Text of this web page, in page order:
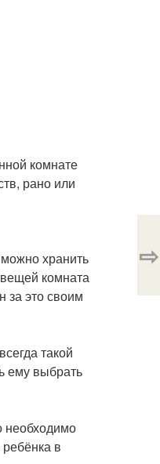
комнате
рано или
хранить
комната
за это своим
такой
ему выбрать
необходимо
в
⇨